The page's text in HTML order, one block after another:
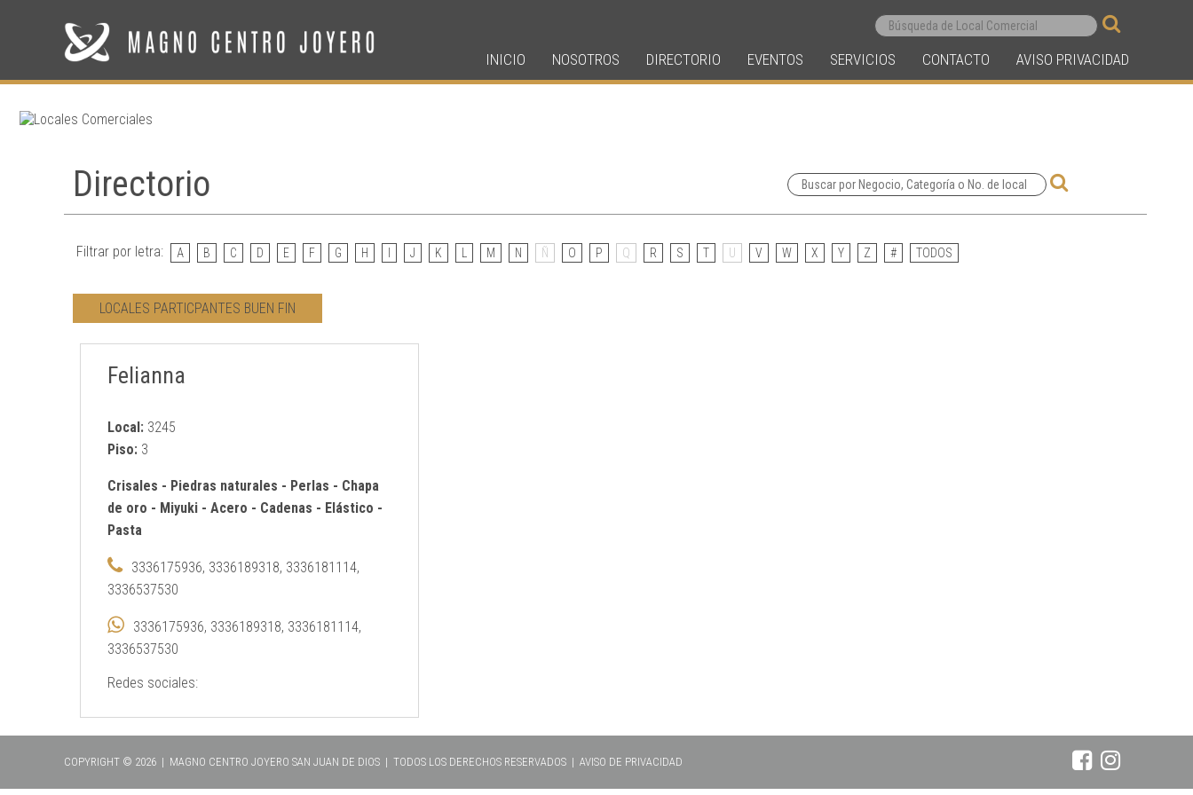
AVISO PRIVACIDAD
CONTACTO
SERVICIOS
EVENTOS
DIRECTORIO
NOSOTROS
INICIO
Directorio
Filtrar por letra: A B C D E F G H J K M N Ñ O P Q R S T V W X Y Z # TODOS
LOCALES PARTICPANTES BUEN FIN
Felianna
Local: 3245
Piso: 3
Crisales - Piedras naturales - Perlas - Chapa
de oro - Miyuki - Acero - Cadenas - Elástico -
Pasta
3336175936, 3336189318, 3336181114,
3336537530
3336175936, 3336189318, 3336181114,
3336537530
Redes sociales:
COPYRIGHT © 2026 | MAGNO CENTRO JOYERO SAN JUAN DE DIOS | TODOS LOS DERECHOS RESERVADOS | AVISO DE PRIVACIDAD